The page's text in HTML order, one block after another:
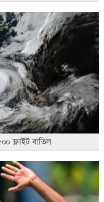
ফ্লাইট বাতিল